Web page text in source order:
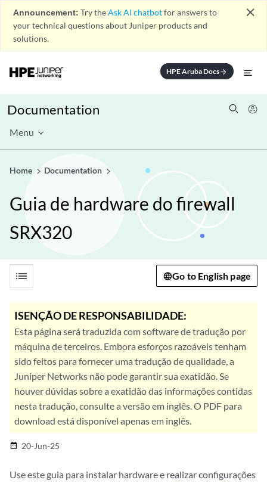
Announcement: Try theAsk AI chatbotfor answers to
your technical questions about Juniper products and
solutions.
close
HPE Aruba Docsarrow_forward
Documentation
Menu
Home Documentation
Guia de hardware do firewall
SRX320
list Go to English page
ISENÇÃO DE RESPONSABILIDADE:
Esta página será traduzida com software de tradução por
máquina de terceiros. Embora esforços razoáveis tenham
sido feitos para fornecer uma tradução de qualidade, a
Juniper Networks não pode garantir sua exatidão. Se
houver dúvidas sobre a exatidão das informações contidas
nesta tradução, consulte a versão em inglês. O PDF para
download está disponível apenas em inglês.
date_range 20-Jun-25
Use este guia para instalar hardware e realizar configurações